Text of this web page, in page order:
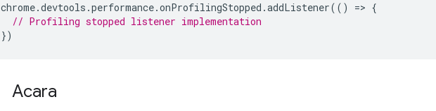
chrome.devtools .performance.onProfilingStopped .addListener(() => {
// Profiling stopped listener implementation
})
Acara